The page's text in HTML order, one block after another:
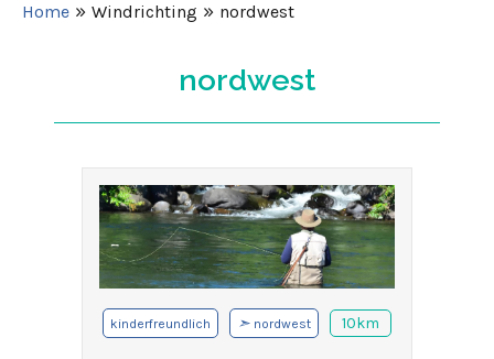
Home » Windrichting » nordwest
nordwest
kinderfreundlich ➣ nordwest 10km